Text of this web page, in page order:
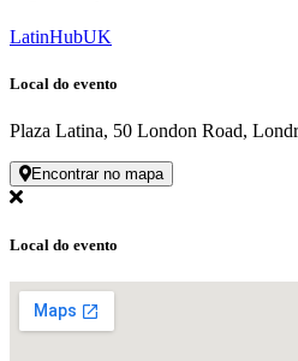
LatinHubUK
Local do evento
Plaza Latina, 50 London Road,
Encontrar no mapa
Local do evento